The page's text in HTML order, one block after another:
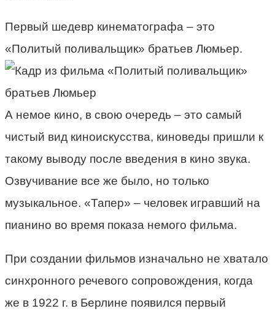
Первый шедевр кинематографа – это
«Политый поливальщик» братьев Люмьер.
А немое кино, в свою очередь – это самый
чистый вид киноискусства, киноведы пришли к
такому выводу после введения в кино звука.
Озвучивание все же было, но только
музыкальное. «Тапер» – человек игравший на
пианино во время показа немого фильма.
При создании фильмов изначально не хватало
синхронного речевого сопровождения, когда
же в 1922 г. в Берлине появился первый